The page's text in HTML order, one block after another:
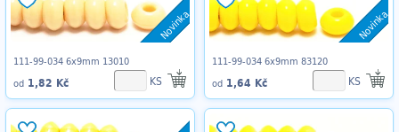
Novinka
111-99-034 6x9mm 13010
od 1,82 Kč KS
Novinka
111-99-034 6x9mm 83120
od 1,64 Kč KS